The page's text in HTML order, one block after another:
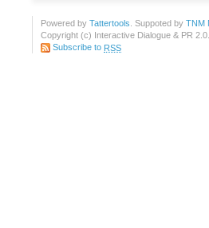
Powered by Tattertools . Suppoted by TNM
Copyright (c) Interactive Dialogue & PR
Subscribe to RSS